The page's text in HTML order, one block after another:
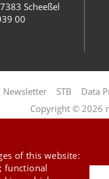
Scheeßel
00
Newsletter STB Data
Last
Copyright © 2026
of this website:
functional